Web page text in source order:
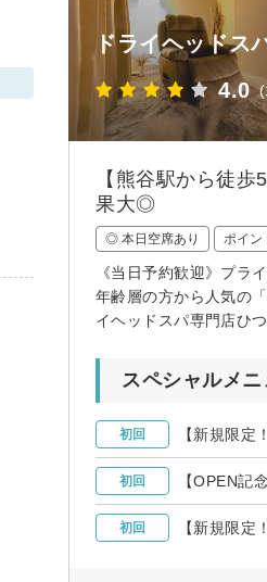
ドライヘッドス
4.0
【熊谷駅から徒
果大◎
◎ 本日空席あり ポイン
《当日予約歓迎》プ
年齢層の方から人気の
イヘッドスパ専門店ひ
スペシャルメニ
初回 【新規限
初回 【OPEN
初回 【新規限